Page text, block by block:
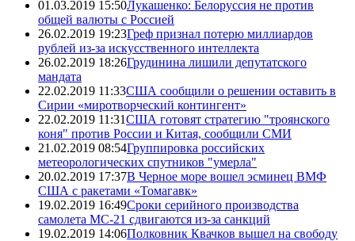
01.03.2019 15:50Лукашенко: Белоруссия не против
общей валюты с Россией
26.02.2019 19:23Греф признал потерю миллиардов
рублей из-за искусственного интеллекта
26.02.2019 18:26Грудинина лишили депутатского
мандата
22.02.2019 11:33США сообщили о решении оставить в
Сирии «миротворческий контингент»
22.02.2019 11:31США готовят стратегию "троянского
коня" против России и Китая, сообщили СМИ
21.02.2019 08:54Группировка российских
метеорологических спутников "умерла"
20.02.2019 17:37В Черное море вошел эсминец ВМФ
США с ракетами «Томагавк»
19.02.2019 16:49Сроки серийного производства
самолета МС-21 сдвигаются из-за санкций
19.02.2019 14:06Полковник Квачков вышел на свободу